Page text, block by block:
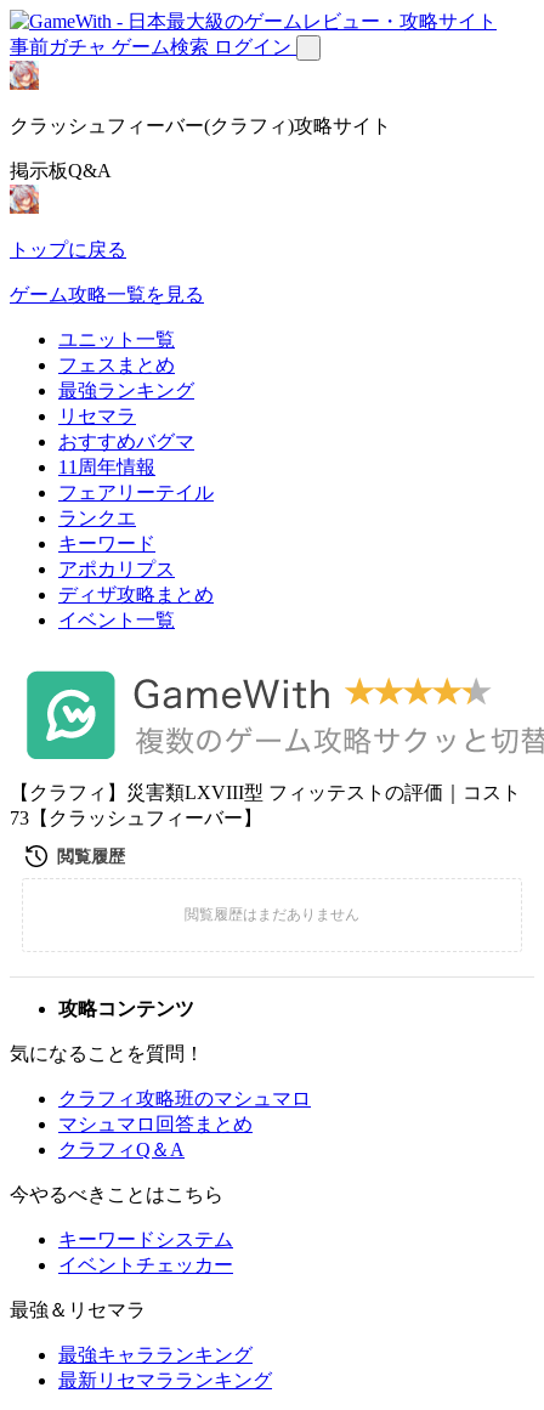
事前ガチャ ゲーム検索 ログイン
クラッシュフィーバー(クラフィ)攻略サイト
掲示板Q&A
トップに戻る
ゲーム攻略一覧を見る
ユニット一覧
フェスまとめ
最強ランキング
リセマラ
おすすめバグマ
11周年情報
フェアリーテイル
ランクエ
キーワード
アポカリプス
ディザ攻略まとめ
イベント一覧
【クラフィ】災害類LXVIII型 フィッテストの評価｜コスト
73【クラッシュフィーバー】
攻略コンテンツ
気になることを質問！
クラフィ攻略班のマシュマロ
マシュマロ回答まとめ
クラフィQ＆A
今やるべきことはこちら
キーワードシステム
イベントチェッカー
最強＆リセマラ
最強キャラランキング
最新リセマラランキング